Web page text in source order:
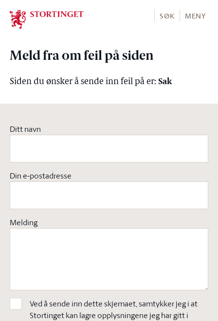
Stortinget.no
SØK MENY
Meld fra om feil på siden
Siden du ønsker å sende inn feil på er: Sak
Ditt navn
Din e-postadresse
Melding
Ved å sende inn dette skjemaet, samtykker jeg i at
Stortinget kan lagre opplysningene jeg har gitt i